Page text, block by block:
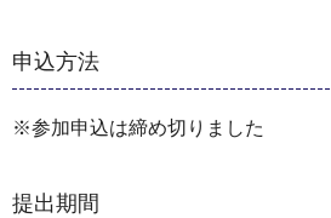
申込方法
※参加申込は締め切りました
提出期間